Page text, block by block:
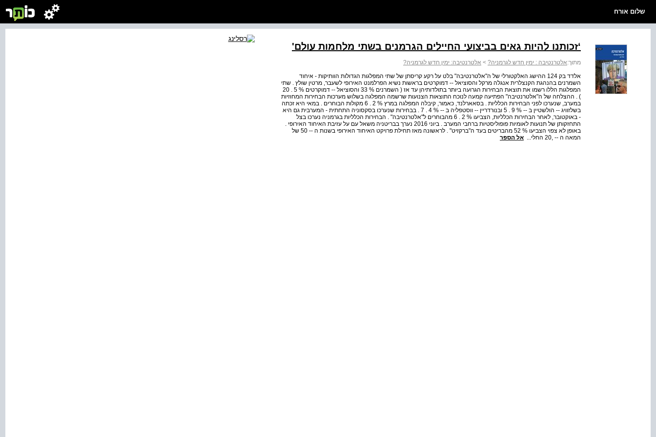
שלום אורח
‘זכותנו להיות גאים בביצועי החיילים הגרמנים בשתי מלחמות עולם'
מתוך:אלטרנטיבה : ימין חדש לגרמניה? > אלטרנטיבה: ימין חדש לגרמניה?
אלדד בק 124 ההישג האלקטורלי של ה"אלטרנטיבה" בלט על רקע קריסתן של שתי המפלגות הגדולות הוותיקות - איחוד
השמרנים בהנהגת הקנצלרית אנגלה מרקל והסוציאל ‑‑ דמוקרטים בראשות נשיא הפרלמנט האירופי לשעבר, מרטין שולץ . שתי
המפלגות הללו רשמו את תוצאת הבחירות הגרועה ביותר בתולדותיהן עד אז ( השמרנים % 33 והסוציאל ‑‑ דמוקרטים % 5 . 20
) . ההצלחה של ה"אלטרנטיבה" הפתיעה קמעה לנוכח התוצאות הצנועות שרשמה המפלגה בשלוש מערכות הבחירות המחוזיות
במערב, שנערכו לפני הבחירות הכלליות . בסאארלנד, כאמור, קיבלה המפלגה במרץ % 2 . 6 מקולות הבוחרים . במאי היא זכתה
בשלזוויג ‑‑ הולשטיין ב ‑‑ % 9 . 5 ובנורדריין ‑‑ ווסטפליה ב ‑‑ % 4 . 7 . בבחירות שנערכו בסקסוניה התחתית - המערבית גם היא
- באוקטובר, לאחר הבחירות הכלליות, הצביעו % 2 . 6 מהבוחרים ל"אלטרנטיבה" . הבחירות הכלליות בגרמניה נערכו בצל
התחזקותן של תנועות לאומיות פופוליסטיות ברחבי המערב . ביוני 2016 נערך בבריטניה משאל עם על עזיבת האיחוד האירופי .
באופן לא צפוי הצביעו % 52 מהבריטים בעד ה"ברקזיט" . לראשונה מאז תחילת פרויקט האיחוד האירופי בשנות ה ‑‑ 50 של
המאה ה ‑‑ ,20 החלי...
אל הספר